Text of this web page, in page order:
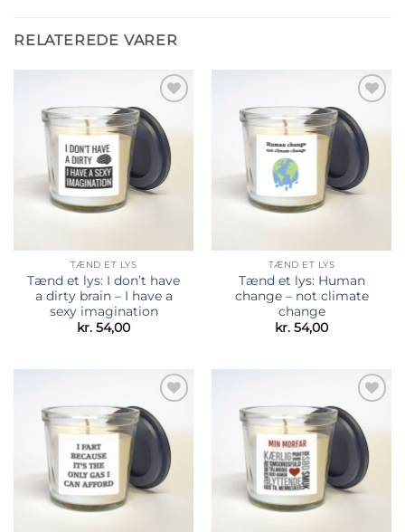
RELATEREDE VARER
Tilføj til
ønskeliste
TÆND ET LYS
Tænd et lys: I don’t have
a dirty brain – I have a
sexy imagination
kr. 54,00
Tilføj til
ønskeliste
TÆND ET LYS
Tænd et lys: Human
change – not climate
change
kr. 54,00
Tilføj til
ønskeliste
Tilføj til
ønskeliste